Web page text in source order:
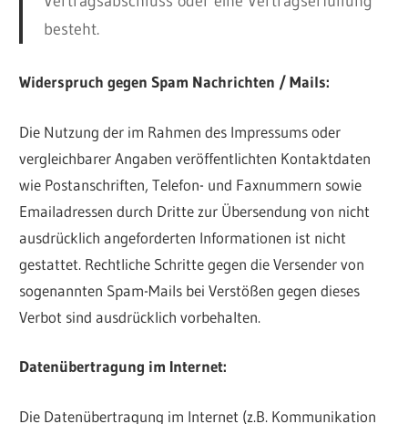
besteht.
Widerspruch gegen Spam Nachrichten / Mails:
Die Nutzung der im Rahmen des Impressums oder
vergleichbarer Angaben veröffentlichten Kontaktdaten
wie Postanschriften, Telefon- und Faxnummern sowie
Emailadressen durch Dritte zur Übersendung von nicht
ausdrücklich angeforderten Informationen ist nicht
gestattet. Rechtliche Schritte gegen die Versender von
sogenannten Spam-Mails bei Verstößen gegen dieses
Verbot sind ausdrücklich vorbehalten.
Datenübertragung im Internet:
Die Datenübertragung im Internet (z.B. Kommunikation